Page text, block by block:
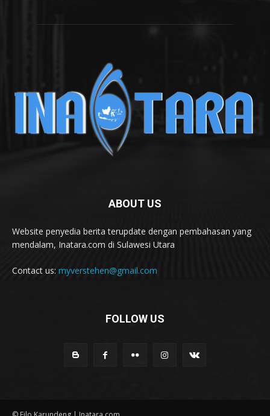
ABOUT US
Website penyedia berita terupdate dengan pembahasan yang
mendalam, Inatara.com di Sulawesi Utara
Contact us: myverstehen@gmail.com
FOLLOW US